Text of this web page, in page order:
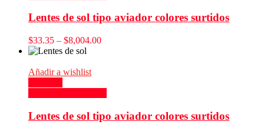
Lentes de sol tipo aviador colores surtidos
$33.35 – $8,004.00
Añadir a wishlist
Lentes de sol tipo aviador colores surtidos